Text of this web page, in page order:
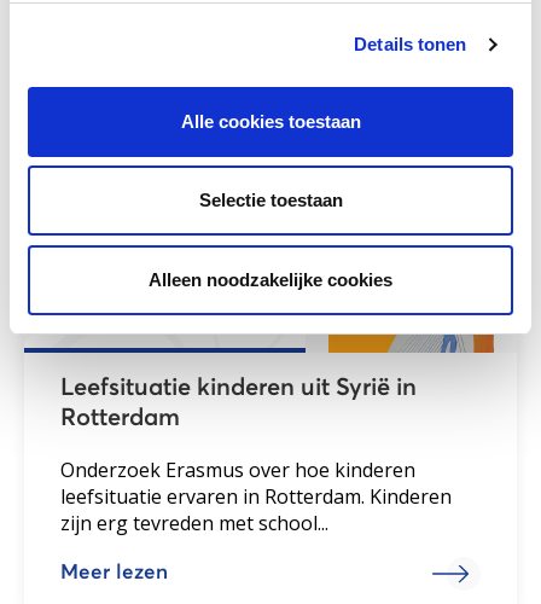
Details tonen
Alle cookies toestaan
Selectie toestaan
Alleen noodzakelijke cookies
Gerelateerd onderzoek
Leefsituatie kinderen uit Syrië in
Rotterdam
Onderzoek Erasmus over hoe kinderen
leefsituatie ervaren in Rotterdam. Kinderen
zijn erg tevreden met school...
Meer lezen